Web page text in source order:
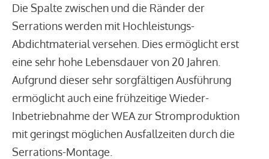
Die Spalte zwischen und die Ränder der
Serrations werden mit Hochleistungs-
Abdichtmaterial versehen. Dies ermöglicht erst
eine sehr hohe Lebensdauer von 20 Jahren.
Aufgrund dieser sehr sorgfältigen Ausführung
ermöglicht auch eine frühzeitige Wieder-
Inbetriebnahme der WEA zur Stromproduktion
mit geringst möglichen Ausfallzeiten durch die
Serrations-Montage.